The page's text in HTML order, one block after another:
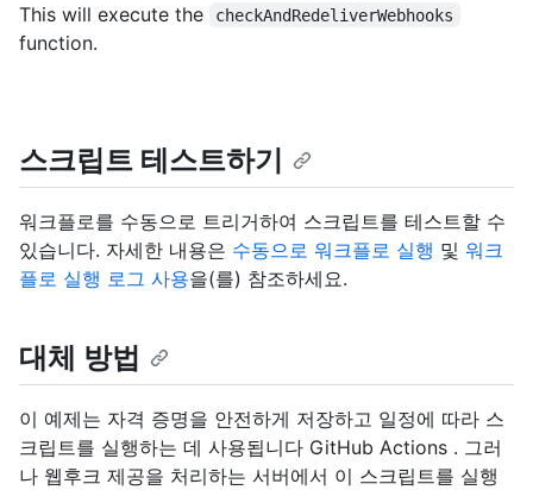
This will execute the checkAndRedeliverWebhooks
function.
스크립트 테스트하기
워크플로를 수동으로 트리거하여 스크립트를 테스트할 수
있습니다. 자세한 내용은 수동으로 워크플로 실행 및 워크
플로 실행 로그 사용을(를) 참조하세요.
대체 방법
이 예제는 자격 증명을 안전하게 저장하고 일정에 따라 스
크립트를 실행하는 데 사용됩니다 GitHub Actions . 그러
나 웹후크 제공을 처리하는 서버에서 이 스크립트를 실행